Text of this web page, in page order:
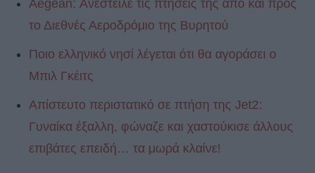
Aegean: Ανέστειλε τις πτήσεις της από και προς
το Διεθνές Αεροδρόμιο της Βυρητού
Ποιο ελληνικό νησί λέγεται ότι θα αγοράσει ο
Μπιλ Γκέιτς
Απίστευτο περιστατικό σε πτήση της Jet2:
Γυναίκα έξαλλη, φώναζε και χαστούκισε άλλους
επιβάτες επειδή… τα μωρά κλαίνε!